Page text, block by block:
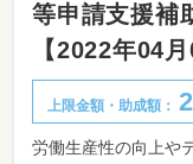
等申請支援補
【2022年04月
上限金額・助成額：